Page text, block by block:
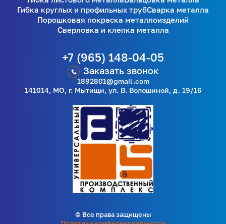
Гибка круглых и профильных трубСварка металла
Порошковая покраска металлоизделий
Сверловка и клепка металла
+7 (965) 148-04-05
Заказать звонок
1892801@gmail.com
141014, МО, г. Мытищи, ул. В. Волошиной, д. 19/16
© Все права защищены